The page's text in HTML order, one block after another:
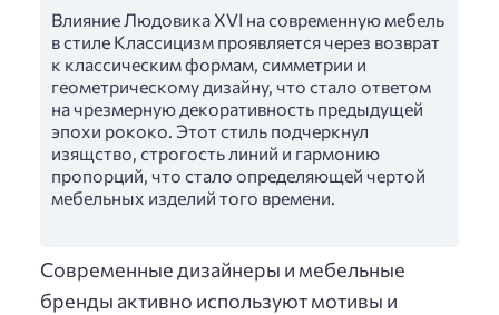
Влияние Людовика XVI на современную мебель
в стиле Классицизм проявляется через возврат
к классическим формам, симметрии и
геометрическому дизайну, что стало ответом
на чрезмерную декоративность предыдущей
эпохи рококо. Этот стиль подчеркнул
изящство, строгость линий и гармонию
пропорций, что стало определяющей чертой
мебельных изделий того времени.
Современные дизайнеры и мебельные
бренды активно используют мотивы и